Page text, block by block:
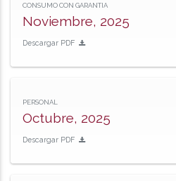
CONSUMO CON GARANTIA
Noviembre, 2025
Descargar PDF
PERSONAL
Octubre, 2025
Descargar PDF